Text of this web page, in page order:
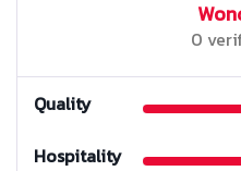
0
Quality
Hospitality